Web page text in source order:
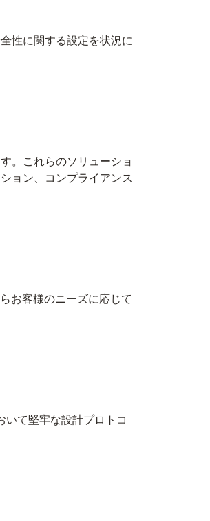
性に関する設定を状況に
。これらのソリューショ
ョン、コンプライアンス
お客様のニーズに応じて
て堅牢な設計プロトコ